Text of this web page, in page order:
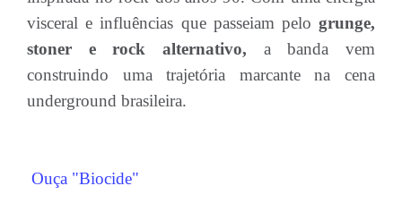
visceral e influências que passeiam pelo grunge,
stoner e rock alternativo, a banda vem
construindo uma trajetória marcante na cena
underground brasileira.
Ouça "Biocide"